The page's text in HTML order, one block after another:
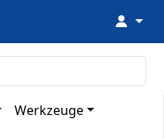
↓
Werkzeuge